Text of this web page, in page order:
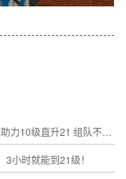
10级直升21 组队不求人
小时就能到21级！